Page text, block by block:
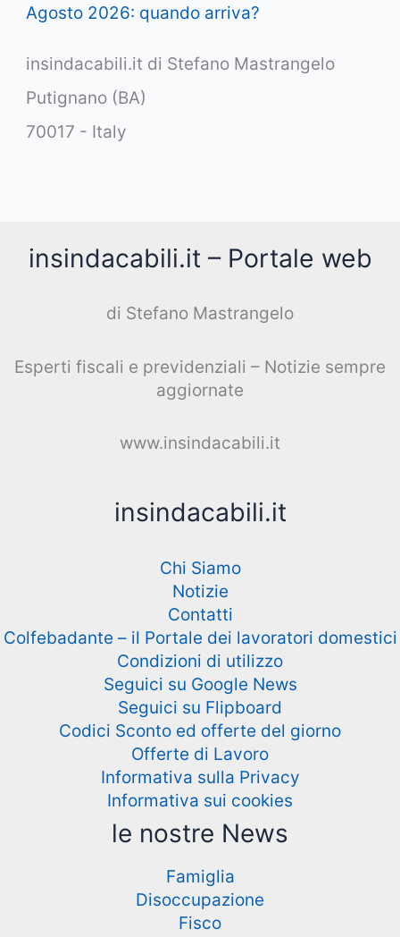
Agosto 2026: quando arriva?
insindacabili.it di Stefano Mastrangelo
Putignano (BA)
70017 - Italy
insindacabili.it – Portale web
di Stefano Mastrangelo
Esperti fiscali e previdenziali – Notizie sempre
aggiornate
www.insindacabili.it
insindacabili.it
Chi Siamo
Notizie
Contatti
Colfebadante – il Portale dei lavoratori domestici
Condizioni di utilizzo
Seguici su Google News
Seguici su Flipboard
Codici Sconto ed offerte del giorno
Offerte di Lavoro
Informativa sulla Privacy
Informativa sui cookies
le nostre News
Famiglia
Disoccupazione
Fisco